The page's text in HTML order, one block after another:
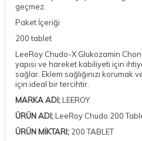
geçmez.
Paket İçeriği
200 tablet
LeeRoy Chudo-X Glukozamin
yapısı ve hareket kabiliyeti için
sağlar. Eklem sağlığınızı korumak
için ideal bir tercihtir.
MARKA ADI;LEEROY
ÜRÜN ADI;LeeRoy Chudo 200
ÜRÜN MİKTARI; 200 TABLET